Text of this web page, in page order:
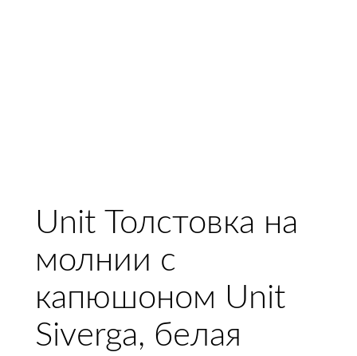
Unit Толстовка на
молнии с
капюшоном Unit
Siverga, белая